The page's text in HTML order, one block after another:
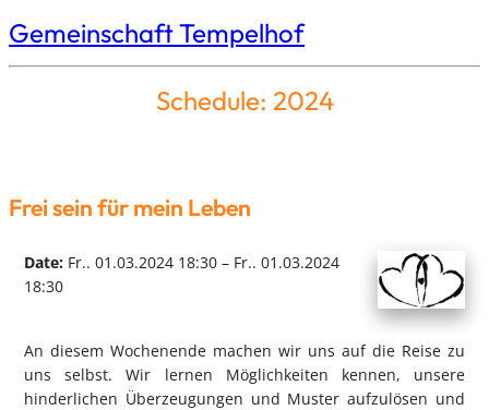
Gemeinschaft Tempelhof
Schedule: 2024
Frei sein für mein Leben
Date: Fr.. 01.03.2024 18:30 – Fr.. 01.03.2024
18:30
An diesem Wochenende machen wir uns auf die Reise zu
uns selbst. Wir lernen Möglichkeiten kennen, unsere
hinderlichen Überzeugungen und Muster aufzulösen und